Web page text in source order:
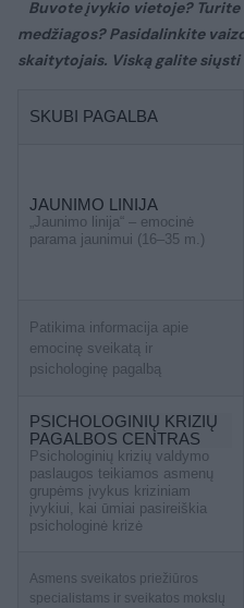
Buvote įvykio vietoje?
medžiagos? Pasidalinkite
skaitytojais. Viską galite siųsti
SKUBI PAGALBA
JAUNIMO LINIJA
„Jaunimo linija“ – emocinė
parama jaunimui (16–35 m.)
Patikima informacija apie
emocinę sveikatą ir
psichologinę pagalbą
PSICHOLOGINIŲ KRIZIŲ
PAGALBOS CENTRAS
Psichologinių krizių valdymo
paslaugos teikiamos asmenų
grupėms įvykus kriziniam
įvykiui, kai ūmiai pasireiškia
psichologinė krizė
Asmens sveikatos priežiūros
specialistams ir sveikatos mokslų